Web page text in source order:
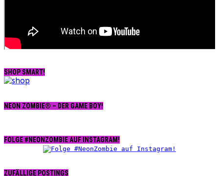
SHOP SMART!
NEON ZOMBIE® – DER GAME BOY!
FOLGE #NEONZOMBIE AUF INSTAGRAM!
ZUFÄLLIGE POSTINGS